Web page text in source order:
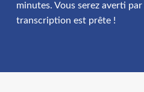
minutes. Vous serez averti
transcription est prête !